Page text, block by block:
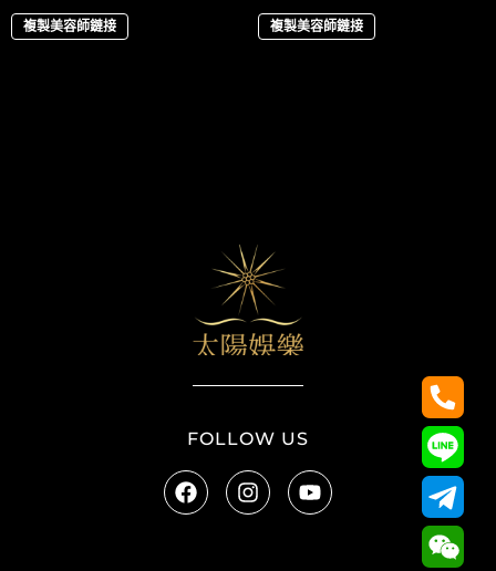
複製美容師鏈接 複製美容師鏈接
FOLLOW US